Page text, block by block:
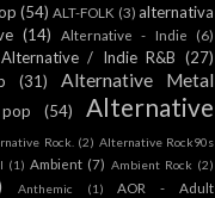
(54) ALT-FOLK (3) alternativa
(14) Alternative - Indie (6)
Alternative / Indie R&B (27)
(31)
Alternative Metal
(54)
Alternative
Rock. (2) Alternative Rock90s
(1) Ambient (7) Ambient Rock (2)
Anthemic (1)
AOR - Adult